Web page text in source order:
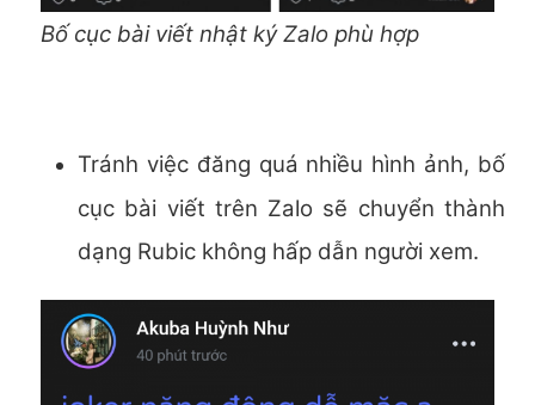
Bố cục bài viết nhật ký Zalo phù hợp
Tránh việc đăng quá nhiều hình ảnh, bố
cục bài viết trên Zalo sẽ chuyển thành
dạng Rubic không hấp dẫn người xem.